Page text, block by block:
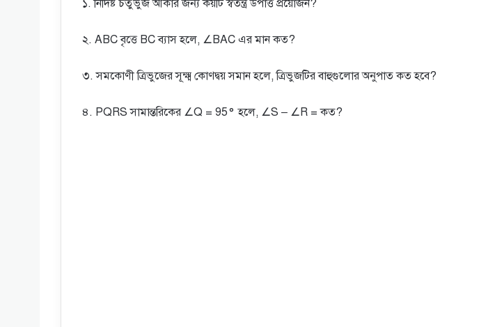
১. নির্দিষ্ট চতুর্ভুজ আঁকার জন্য কয়টি স্বতন্ত্র উপাত্ত প্রয়ােজন?
২. ABC বৃত্তে BC ব্যাস হলে, ∠BAC এর মান কত?
৩. সমকোণী ত্রিভুজের সূক্ষ্ম কোণদ্বয় সমান হলে, ত্রিভুজটির বাহুগুলাের অনুপাত কত হবে?
৪. PQRS সামান্তরিকের ∠Q = 95° হলে, ∠S – ∠R = কত?